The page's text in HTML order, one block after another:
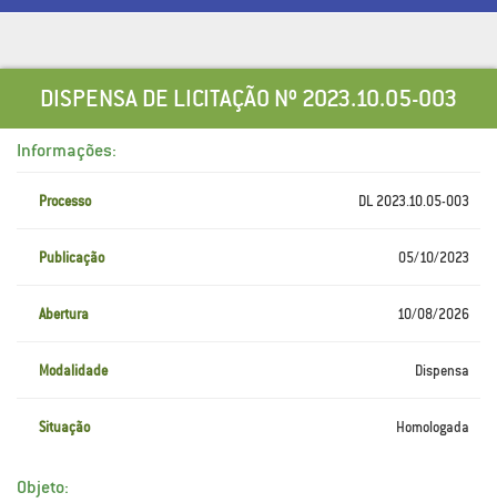
DISPENSA DE LICITAÇÃO Nº 2023.10.05-003
Informações:
Processo DL 2023.10.05-003
Publicação 05/10/2023
Abertura 10/08/2026
Modalidade Dispensa
Situação Homologada
Objeto: